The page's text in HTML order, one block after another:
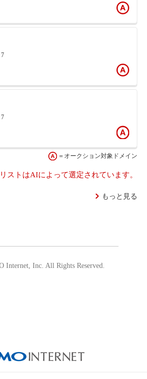
＝オークション対象ドメイン
ストはAIによって選定されています。
もっと見る
Internet, Inc. All Rights Reserved.